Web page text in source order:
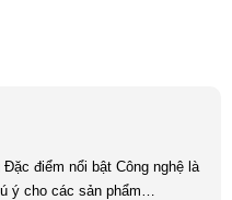
ý cho các sản phẩm